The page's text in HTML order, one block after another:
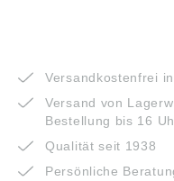
Versandkostenfrei
Versand von
Bestellung bis 16
Qualität seit 1938
Persönliche